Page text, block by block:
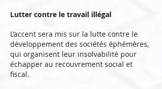
Lutter contre le travail illégal
L’accent sera mis sur la lutte contre le
développement des sociétés éphémères,
qui organisent leur insolvabilité pour
échapper au recouvrement social et
fiscal.